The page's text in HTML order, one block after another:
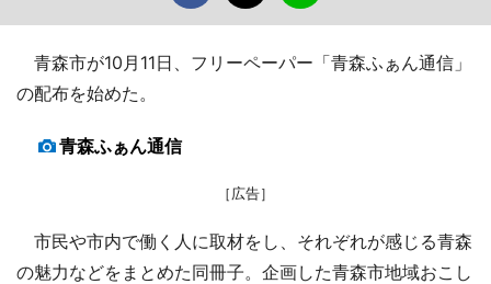
青森市が10月11日、フリーペーパー「青森ふぁん通信」
の配布を始めた。
青森ふぁん通信
［広告］
市民や市内で働く人に取材をし、それぞれが感じる青森
の魅力などをまとめた同冊子。企画した青森市地域おこし